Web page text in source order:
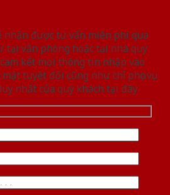
được tư vấn miễn phí qua
tại văn phòng hoặc tại nhà quý
kết mọi thông tin nhập vào
tuyệt đối cũng như chỉ phục vụ
nhất của quý khách tại đây.